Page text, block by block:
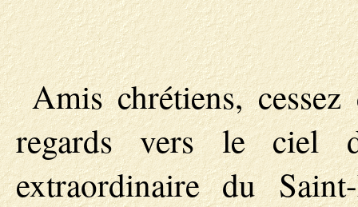
Amis chrétiens,
regards vers le ciel
extraordinaire du